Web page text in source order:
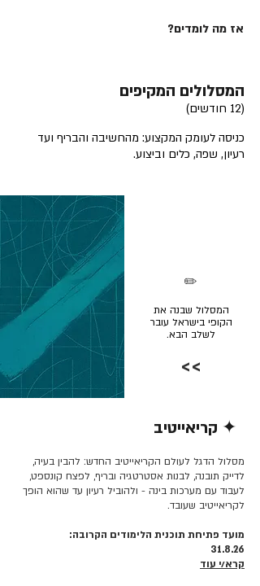
אז מה לומדים?
המסלולים המקיפים
(12 חודשים)
כניסה לעומק המקצוע: מהחשיבה והבריף ועד
רעיון, שפה, כלים וביצוע.
המסלול שבנה את
הקופי בישראל עובר
לשלב הבא.
✏️
>>
✦ קריאייטיב
מסלול הדגל לעולם הקריאייטיב החדש: להבין בעיה,
לדייק תובנה, לבנות אסטרטגיה ובריף, לפצח קונספט,
לעבוד עם מערכות בינה - ולהוביל רעיון עד שהוא הופך
לקריאייטיב שעובד.
מועד פתיחת תוכנית הלימודים הקרובה:
31.8.26
קרא/י עוד